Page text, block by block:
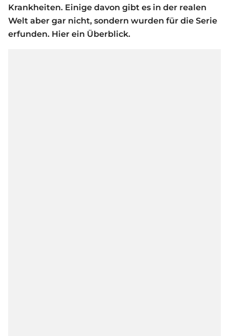
Krankheiten. Einige davon gibt es in der realen
Welt aber gar nicht, sondern wurden für die Serie
erfunden. Hier ein Überblick.